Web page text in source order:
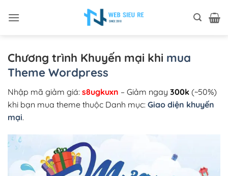
qua
Chương trình Khuyến mại khi mua
Theme Wordpress
Nhập mã giảm giá: s8ugkuxn – Giảm ngay 300k (~50%)
khi bạn mua theme thuộc Danh mục: Giao diện khuyến
mại.